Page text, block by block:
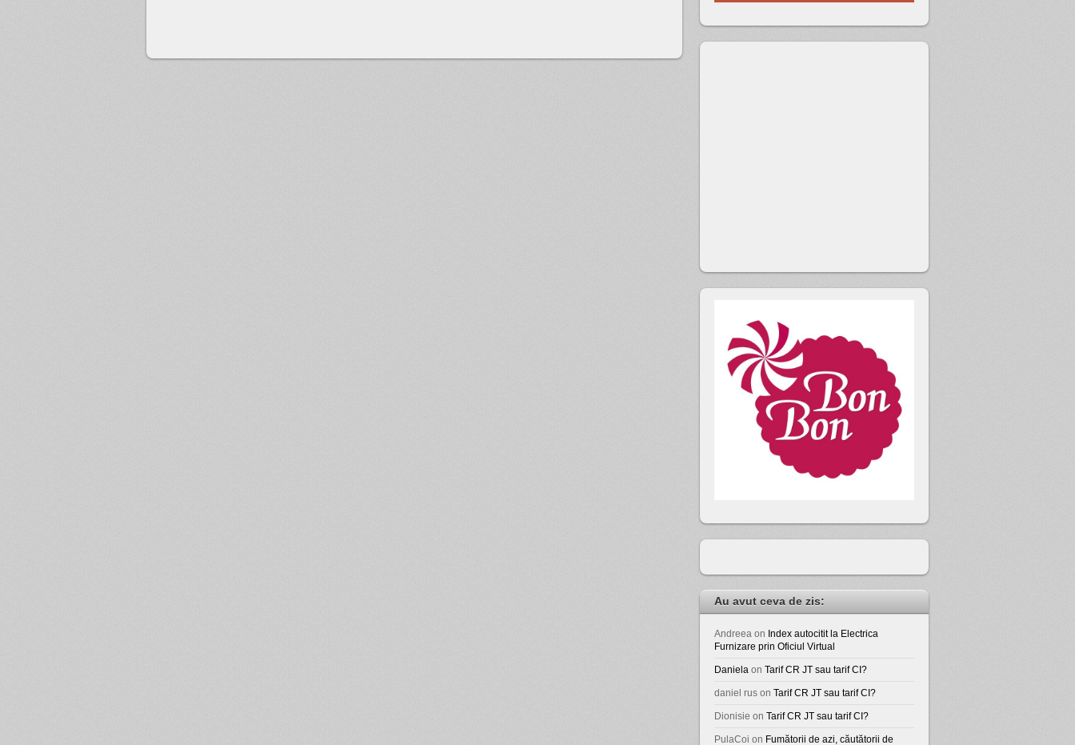
Au avut ceva de zis:
Andreea on Index autocitit la Electrica
Furnizare prin Oficiul Virtual
Daniela on Tarif CR JT sau tarif CI?
daniel rus on Tarif CR JT sau tarif CI?
Dionisie on Tarif CR JT sau tarif CI?
PulaCoi on Fumătorii de azi, căutătorii de